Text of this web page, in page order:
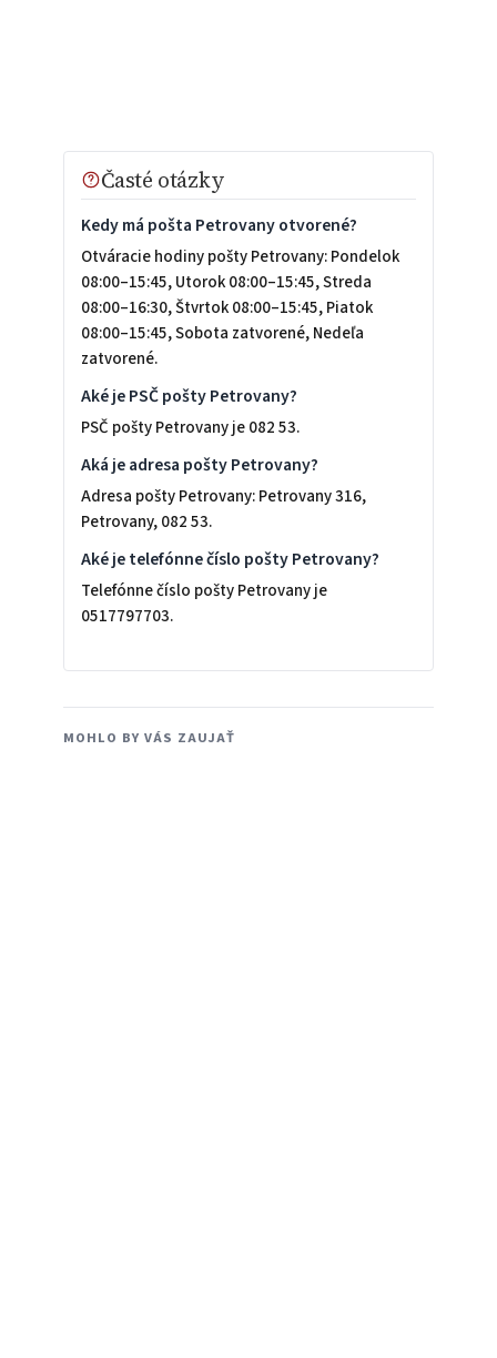
Časté otázky
Kedy má pošta Petrovany otvorené?
Otváracie hodiny pošty Petrovany: Pondelok
08:00–15:45, Utorok 08:00–15:45, Streda
08:00–16:30, Štvrtok 08:00–15:45, Piatok
08:00–15:45, Sobota zatvorené, Nedeľa
zatvorené.
Aké je PSČ pošty Petrovany?
PSČ pošty Petrovany je 082 53.
Aká je adresa pošty Petrovany?
Adresa pošty Petrovany: Petrovany 316,
Petrovany, 082 53.
Aké je telefónne číslo pošty Petrovany?
Telefónne číslo pošty Petrovany je
0517797703.
MOHLO BY VÁS ZAUJAŤ